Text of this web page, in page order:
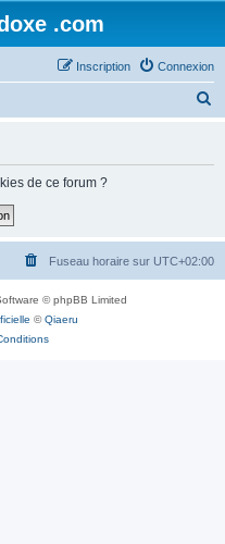
.com
Connexion
Inscription
h
de ce forum ?
Fuseau horaire sur UTC+02:00
© phpBB Limited
©Qiaeru